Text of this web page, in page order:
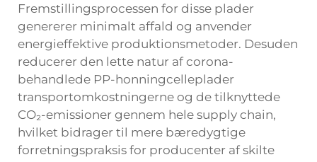
Fremstillingsprocessen for disse plader
genererer minimalt affald og anvender
energieffektive produktionsmetoder. Desuden
reducerer den lette natur af corona-
behandlede PP-honningcelleplader
transportomkostningerne og de tilknyttede
CO₂-emissioner gennem hele supply chain,
hvilket bidrager til mere bæredygtige
forretningspraksis for producenter af skilte